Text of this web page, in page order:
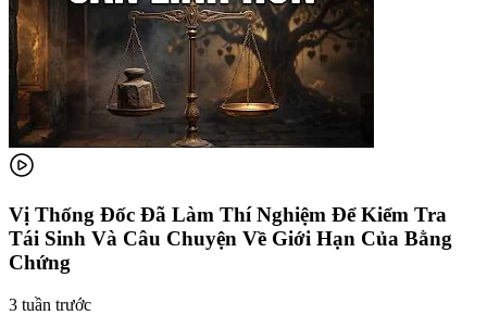
Vị Thống Đốc Đã Làm Thí Nghiệm Để Kiểm Tra
Tái Sinh Và Câu Chuyện Về Giới Hạn Của Bằng
Chứng
3 tuần trước